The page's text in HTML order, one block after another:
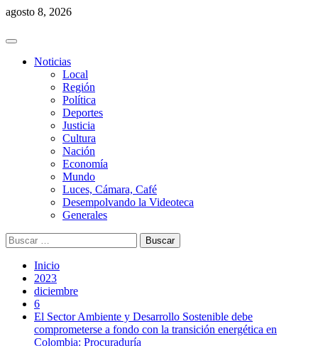
Saltar
contenido
agosto 8, 2026
Menú
principalNoticias
Local
Región
Política
Deportes
Justicia
Cultura
Nación
Economía
Mundo
Luces, Cámara, Café
Desempolvando la Videoteca
Generales
Buscar:
Inicio
2023
diciembre
6
El Sector Ambiente y Desarrollo Sostenible debe
comprometerse a fondo con la transición energética en
Colombia: Procuraduría